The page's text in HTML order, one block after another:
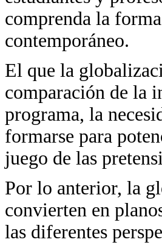
comprenda la
contemporáneo.
El que la
comparación de la
programa, la
formarse para
juego de las
Por lo anterior, la
convierten en
las diferentes